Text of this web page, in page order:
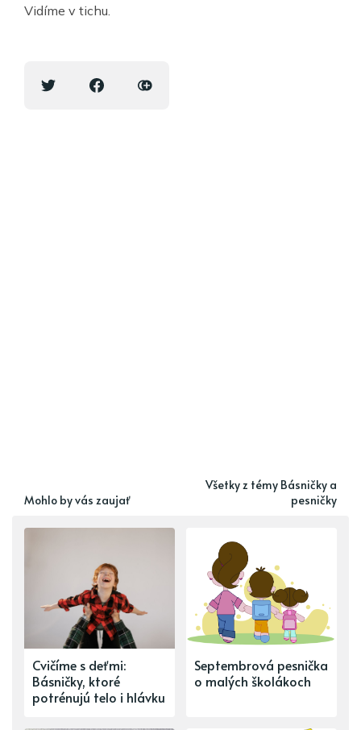
Vidíme v tichu.
Mohlo by vás zaujať
Všetky z témy Básničky a
pesničky
Cvičíme s deťmi:
Básničky, ktoré
potrénujú telo i hlávku
Septembrová pesnička
o malých školákoch